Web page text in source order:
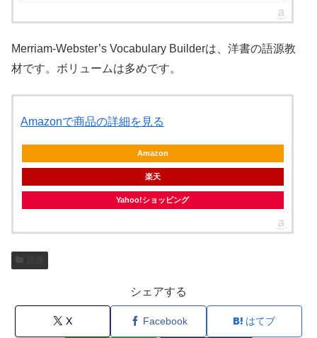
Merriam-Webster’s Vocabulary Builderは、洋書の語源教
材です。ボリュームは多めです。
Amazonで商品の詳細を見る
Amazon
楽天
Yahoo!ショッピング
シェアする
X Facebook はてブ